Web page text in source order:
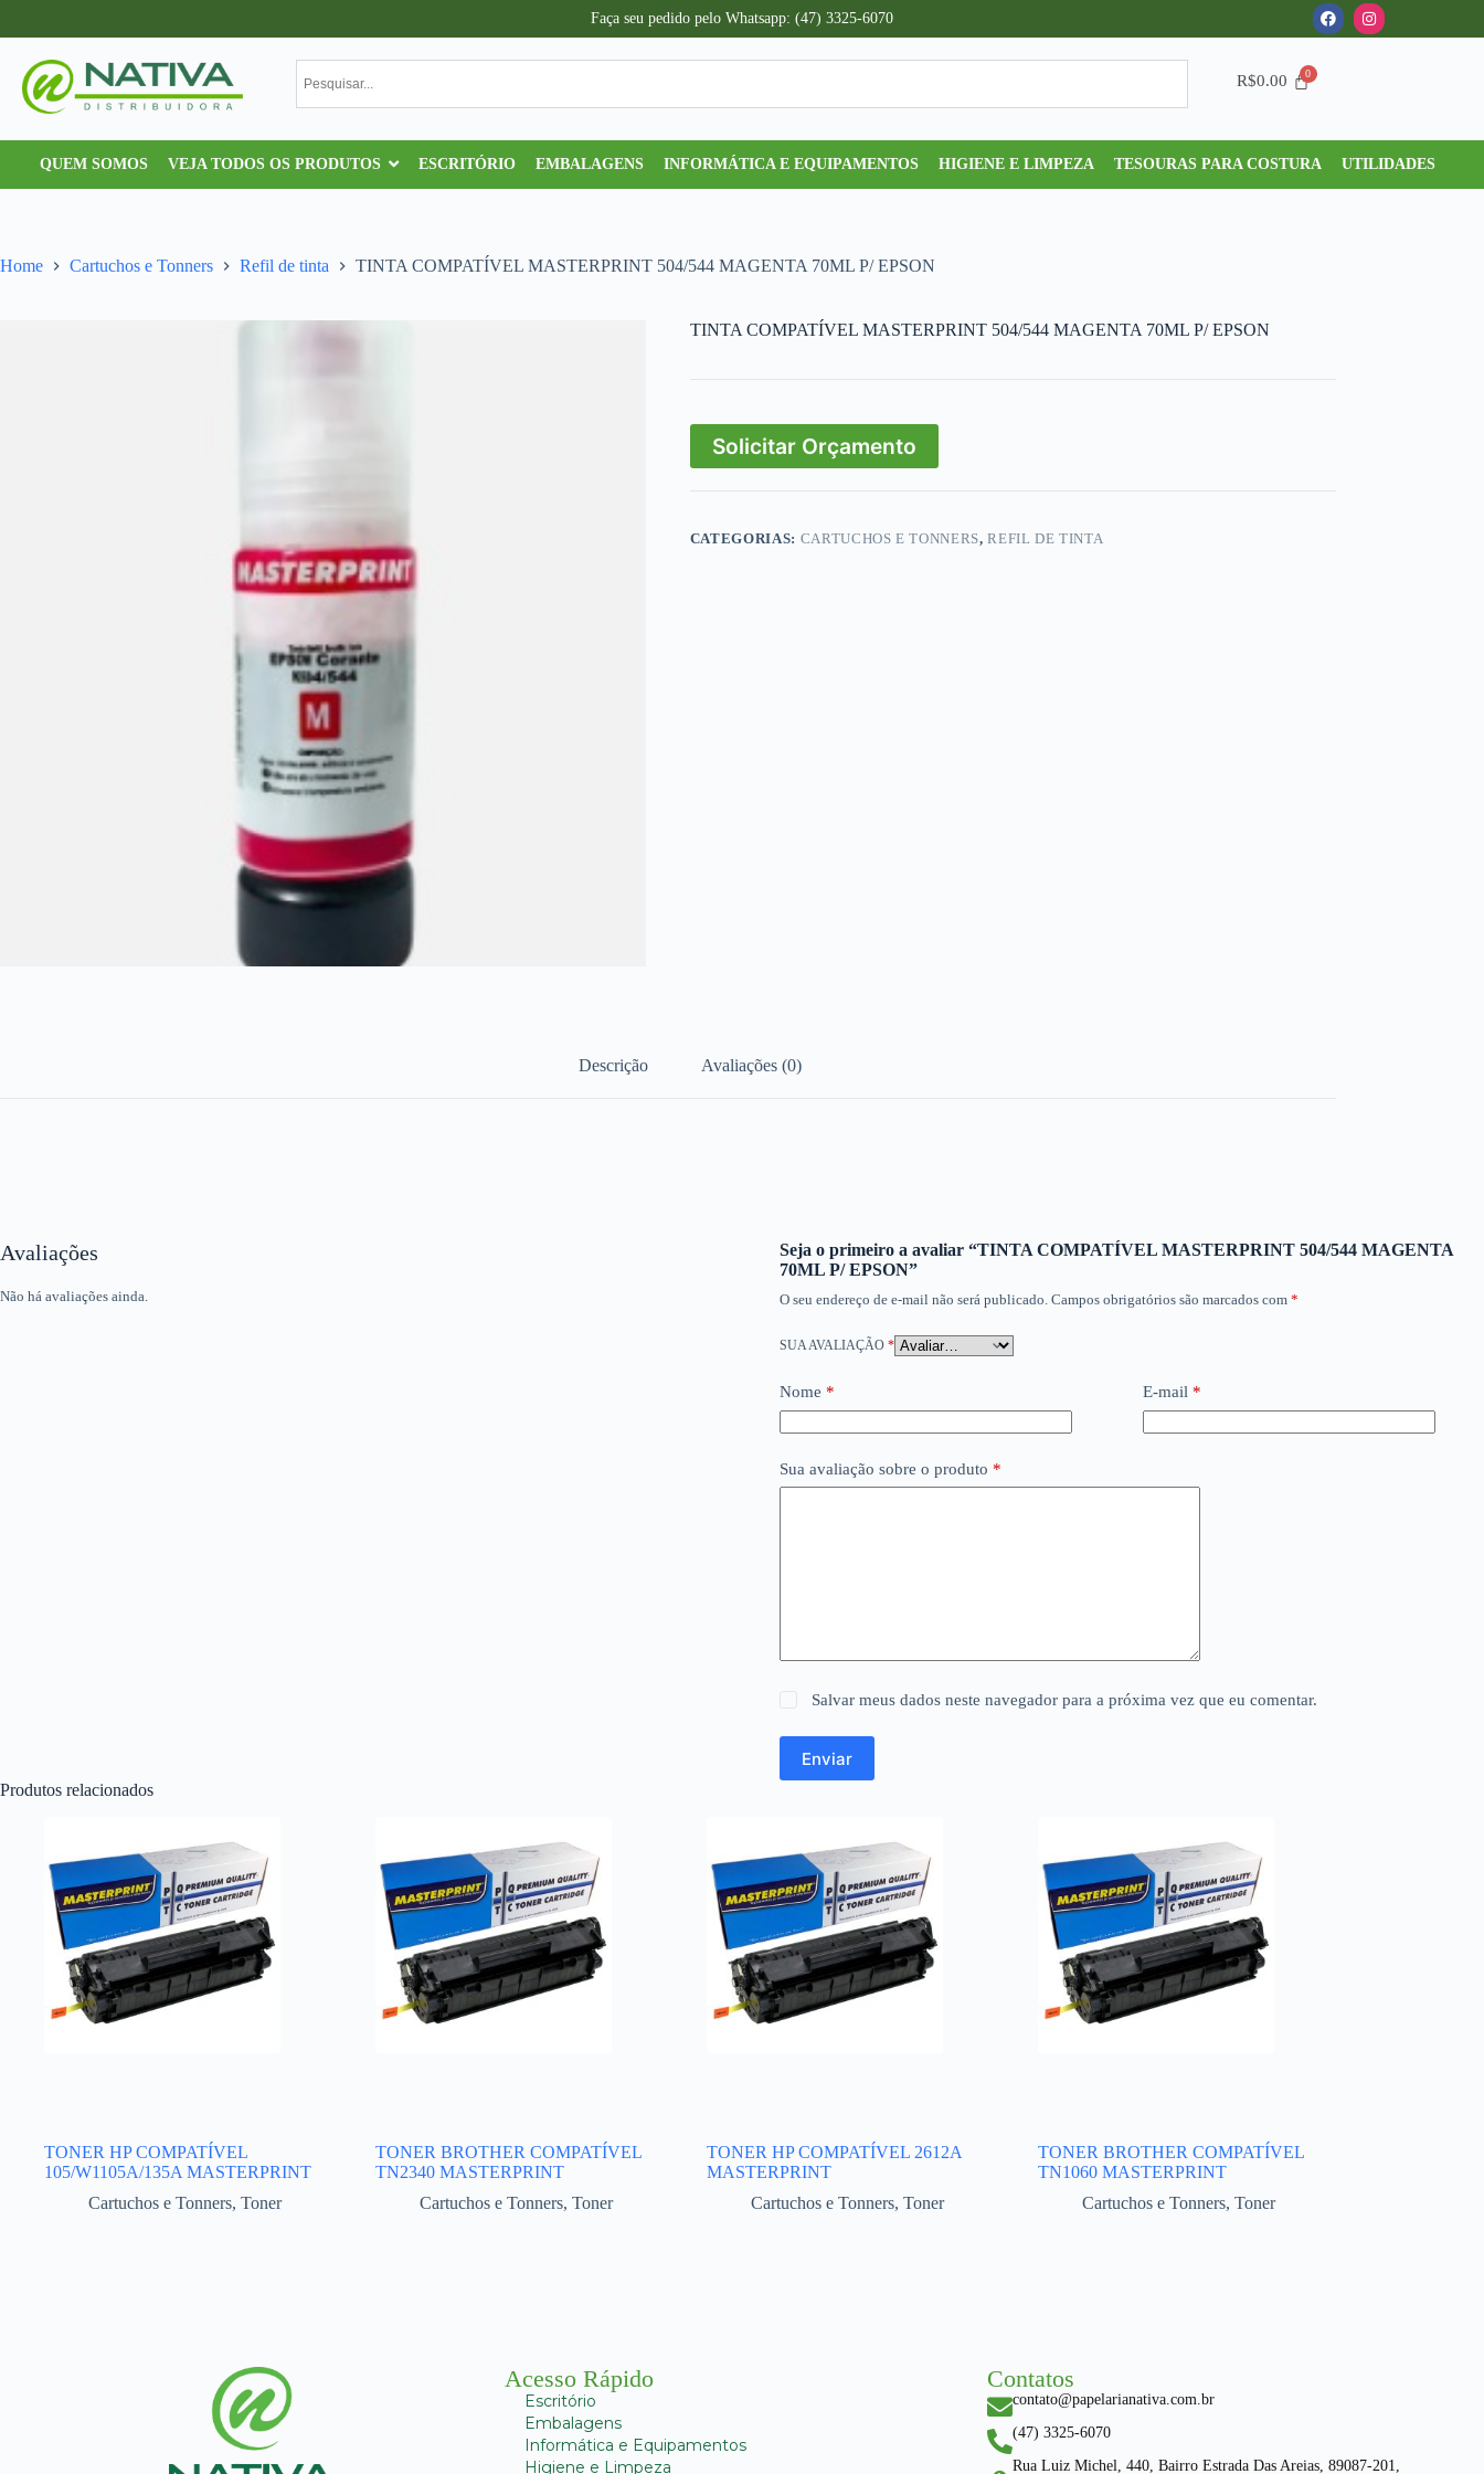
Faça seu pedido pelo Whatsapp: (47) 3325-6070
R$0.00
QUEM SOMOS VEJA TODOS OS PRODUTOS ESCRITÓRIO EMBALAGENS INFORMÁTICA E EQUIPAMENTOS HIGIENE E LIMPEZA TESOURAS PARA COSTURA UTILIDADES
Home Cartuchos e Tonners Refil de tinta TINTA COMPATÍVEL MASTERPRINT 504/544 MAGENTA 70ML P/ EPSON
TINTA COMPATÍVEL MASTERPRINT 504/544 MAGENTA 70ML P/ EPSON
Solicitar Orçamento
CATEGORIAS: CARTUCHOS E TONNERS,REFIL DE TINTA
Descrição Avaliações (0)
Avaliações
Não há avaliações ainda.
Seja o primeiro a avaliar “TINTA COMPATÍVEL MASTERPRINT 504/544 MAGENTA
70ML P/ EPSON”
O seu endereço de e-mail não será publicado. Campos obrigatórios são marcados com *
SUA AVALIAÇÃO *
Nome * E-mail*
Sua avaliação sobre o produto *
Salvar meus dados neste navegador para a próxima vez que eu comentar.
Enviar
Produtos relacionados
TONER HP COMPATÍVEL
105/W1105A/135A MASTERPRINT
Cartuchos e Tonners, Toner
TONER BROTHER COMPATÍVEL
TN2340 MASTERPRINT
Cartuchos e Tonners, Toner
TONER HP COMPATÍVEL 2612A
MASTERPRINT
Cartuchos e Tonners, Toner
TONER BROTHER COMPATÍVEL
TN1060 MASTERPRINT
Cartuchos e Tonners, Toner
Acesso Rápido
Escritório
Embalagens
Informática e Equipamentos
Higiene e Limpeza
Contatos
contato@papelarianativa.com.br
(47) 3325-6070
Rua Luiz Michel, 440, Bairro Estrada Das Areias, 89087-201,